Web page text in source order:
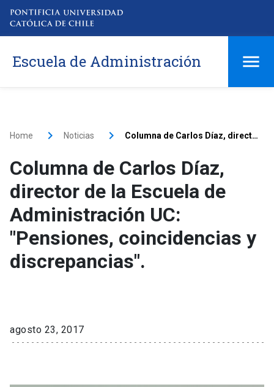
Escuela de Administración
Home Noticias Columna de Carlos Díaz, director de la Escuela de Administración UC: "Pensiones, coincidencias y discrepancias".
Columna de Carlos Díaz,
director de la Escuela de
Administración UC:
"Pensiones, coincidencias y
discrepancias".
agosto 23, 2017